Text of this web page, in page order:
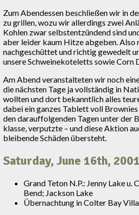
Zum Abendessen beschließen wir in
zu grillen, wozu wir allerdings zwei
Kohlen zwar selbstentzündend sind
aber leider kaum Hitze abgeben. Also
nachgeschüttet und richtig gewedelt
unsere Schweinekoteletts sowie Corn
Am Abend veranstalteten wir noch
die nächsten Tage ja vollständig in
wollten und dort bekanntlich alles
dabei ein ganzes Tablett voll
den darauffolgenden Tagen unter der
klasse, verputzte – und diese Aktion
bleibende Schäden übersteht.
Saturday, June 16th,
Grand Teton N.P.: Jenny Lake u.
Bend; Jackson Lake
Übernachtung in Colter Bay